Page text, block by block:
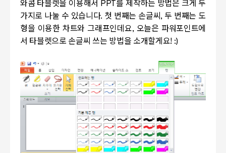
와콤 타블렛을 이용해서 PPT를 제작하는 방법은 크게 두
가지로 나눌 수 있습니다. 첫 번째는 손글씨, 두 번째는 도
형을 이용한 차트와 그래프인데요, 오늘은 파워포인트에
서 타블렛으로 손글씨 쓰는 방법을 소개할게요! :)